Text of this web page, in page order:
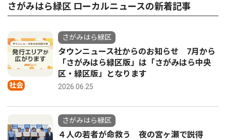
さがみはら緑区 ローカルニュースの新着記事
社会
さがみはら緑区
タウンニュース社からのお知らせ 7月から
「さがみはら緑区版」は「さがみはら中央
区・緑区版」となります
2026.06.25
さがみはら緑区
４人の若者が命救う 夜の宮ヶ瀬で説得